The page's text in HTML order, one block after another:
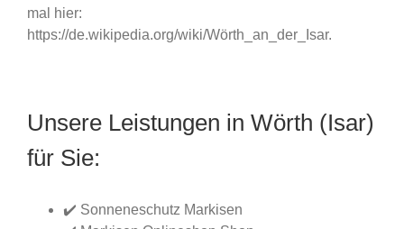
mal hier:
https://de.wikipedia.org/wiki/Wörth_an_der_Isar.
Unsere Leistungen in Wörth (Isar)
für Sie:
✔️ Sonneneschutz Markisen